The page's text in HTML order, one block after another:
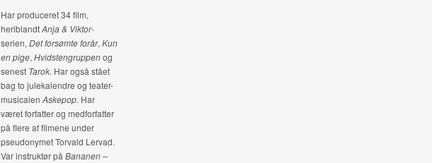
Har produceret 34 film,
heriblandtAnja & Viktor-
serien, Det forsømte forår, Kun
en pige, Hvidstengruppenog
senest Tarok. Har også stået
bag to julekalendre og teater-
musicalen Askepop. Har
været forfatter og medforfatter
på flere af filmene under
pseudonymet Torvald Lervad.
Var instruktør på Bananen –